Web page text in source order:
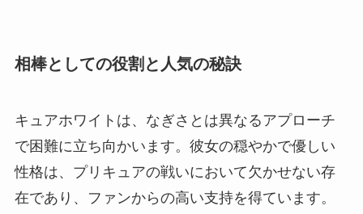
相棒としての役割と人気の秘訣
キュアホワイトは、なぎさとは異なるアプローチ
で困難に立ち向かいます。彼女の穏やかで優しい
性格は、プリキュアの戦いにおいて欠かせない存
在であり、ファンからの高い支持を得ています。